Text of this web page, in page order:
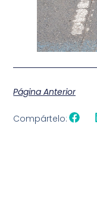
Página Anterior
Compártelo: